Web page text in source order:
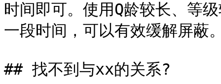
时间即可。使用Q龄较长、等
一段时间，可以有效缓解屏蔽
## 找不到与xx的关系?